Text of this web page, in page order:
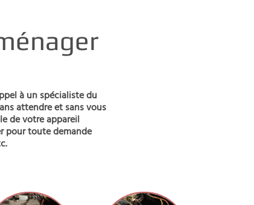
à un spécialiste du
attendre et sans vous
de votre appareil
pour toute demande